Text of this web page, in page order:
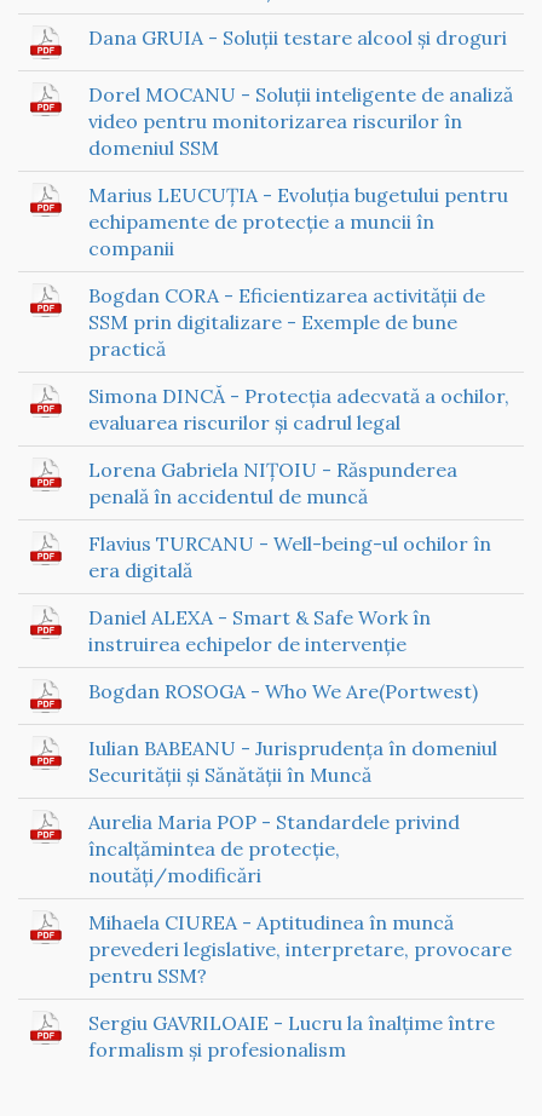
Dana GRUIA - Soluții testare alcool și droguri
Dorel MOCANU - Soluții inteligente de analiză
video pentru monitorizarea riscurilor în
domeniul SSM
Marius LEUCUȚIA - Evoluția bugetului pentru
echipamente de protecție a muncii în
companii
Bogdan CORA - Eficientizarea activității de
SSM prin digitalizare - Exemple de bune
practică
Simona DINCĂ - Protecția adecvată a ochilor,
evaluarea riscurilor și cadrul legal
Lorena Gabriela NIȚOIU - Răspunderea
penală în accidentul de muncă
Flavius TURCANU - Well-being-ul ochilor în
era digitală
Daniel ALEXA - Smart & Safe Work în
instruirea echipelor de intervenție
Bogdan ROSOGA - Who We Are(Portwest)
Iulian BABEANU - Jurisprudența în domeniul
Securității și Sănătății în Muncă
Aurelia Maria POP - Standardele privind
încalțămintea de protecție,
noutăți/modificări
Mihaela CIUREA - Aptitudinea în muncă
prevederi legislative, interpretare, provocare
pentru SSM?
Sergiu GAVRILOAIE - Lucru la înalțime între
formalism și profesionalism